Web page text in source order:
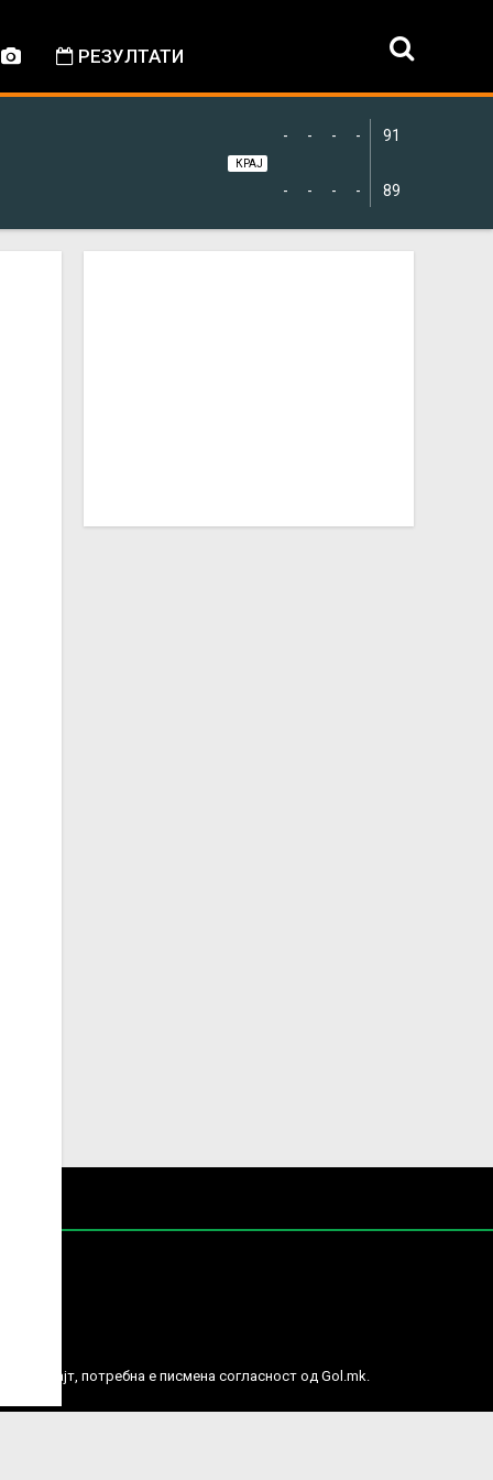
РЕЗУЛТАТИ
91
89
-
-
-
-
-
-
-
-
КРАЈ
веб сајт, потребна е писмена согласност од Gol.mk.